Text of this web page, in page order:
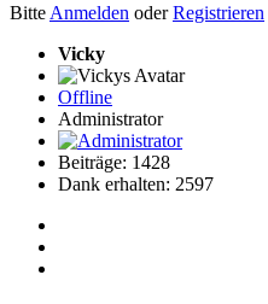
Bitte Anmelden oderRegistrieren
Vicky
Offline
Administrator
Beiträge: 1428
Dank erhalten: 2597